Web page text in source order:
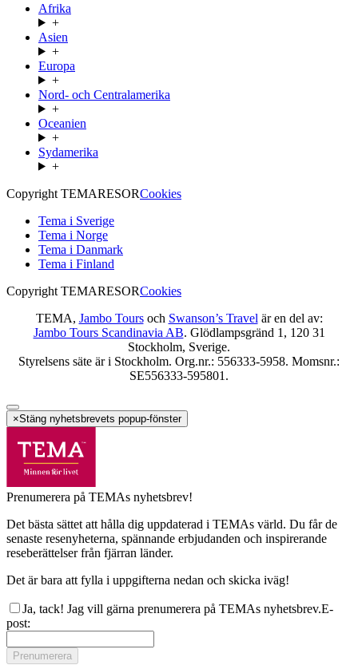
Afrika
+
Asien
+
Europa
+
Nord- och Centralamerika
+
Oceanien
+
Sydamerika
+
Copyright TEMARESORCookies
Tema i Sverige
Tema i Norge
Tema i Danmark
Tema i Finland
Copyright TEMARESORCookies
TEMA, Jambo Toursoch Swanson’s Travel är en del av:
Jambo Tours Scandinavia AB. Glödlampsgränd 1, 120 31
Stockholm, Sverige.
Styrelsens säte är i Stockholm. Org.nr.: 556333-5958. Momsnr.:
SE556333-595801.
×Stäng nyhetsbrevets popup-fönster
Prenumerera på TEMAs nyhetsbrev!
Det bästa sättet att hålla dig uppdaterad i TEMAs värld. Du får de
senaste resenyheterna, spännande erbjudanden och inspirerande
reseberättelser från fjärran länder.
Det är bara att fylla i uppgifterna nedan och skicka iväg!
Ja, tack! Jag vill gärna prenumerera på TEMAs nyhetsbrev.E-
post:
Prenumerera